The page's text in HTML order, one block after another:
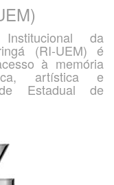
da
(RI-UEM) é
à memória
artística e
Estadual de